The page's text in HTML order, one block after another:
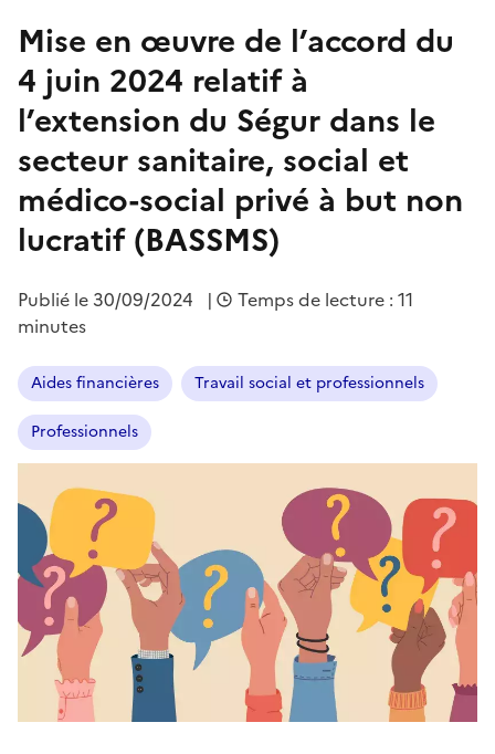
Mise en œuvre de l’accord du
4 juin 2024 relatif à
l’extension du Ségur dans le
secteur sanitaire, social et
médico-social privé à but non
lucratif (BASSMS)
Publié le 30/09/2024 |
Temps de lecture : 11
minutes
Aides financières Travail social et professionnels
Professionnels